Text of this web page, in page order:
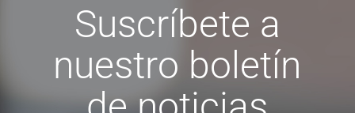
Suscríbete a
nuestro boletín